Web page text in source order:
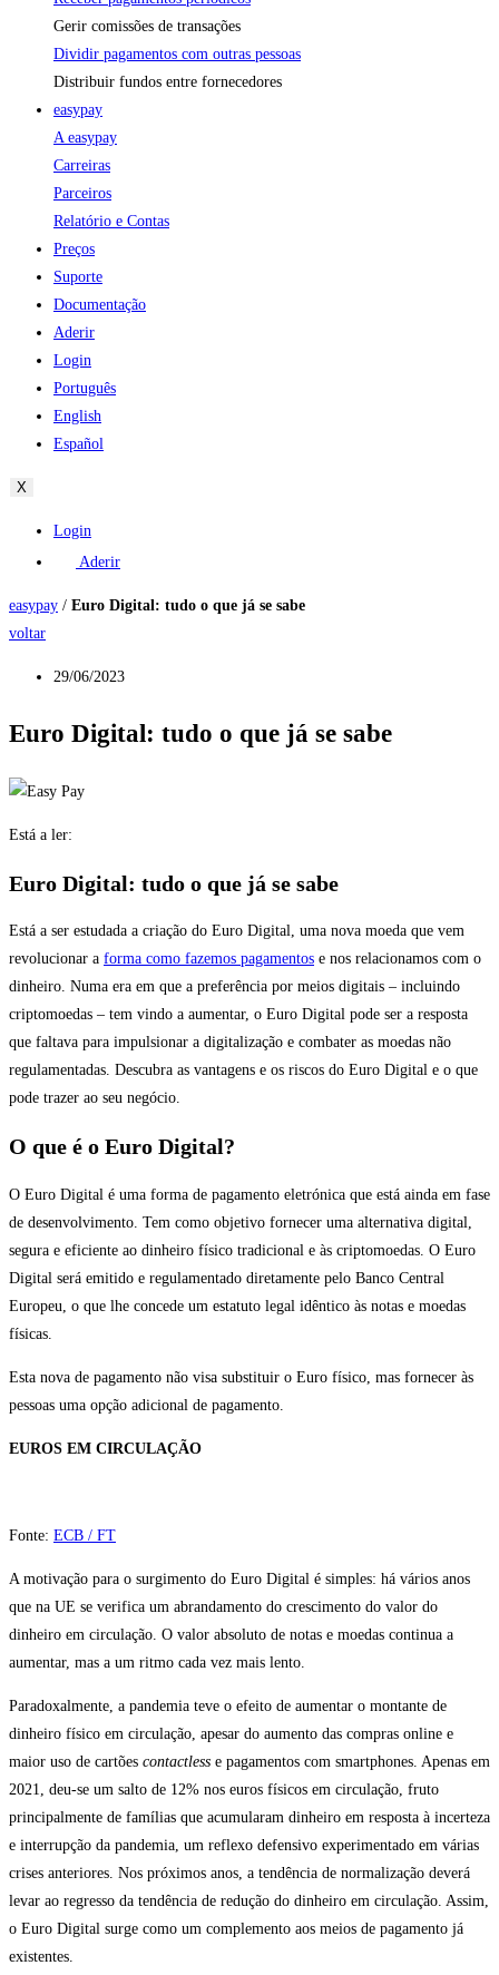
Gerir comissões de transações
Dividir pagamentos com outras pessoas
Distribuir fundos entre fornecedores
easypay
A easypay
Carreiras
Parceiros
Relatório e Contas
Preços
Suporte
Documentação
Aderir
Login
Português
English
Español
X
Login
Aderir
easypay / Euro Digital: tudo o que já se sabe
voltar
29/06/2023
Euro Digital: tudo o que já se sabe
Está a ler:
Euro Digital: tudo o que já se sabe
Está a ser estudada a criação do Euro Digital, uma nova moeda que vem
revolucionar a forma como fazemos pagamentos e nos relacionamos com o
dinheiro. Numa era em que a preferência por meios digitais – incluindo
criptomoedas – tem vindo a aumentar, o Euro Digital pode ser a resposta
que faltava para impulsionar a digitalização e combater as moedas não
regulamentadas. Descubra as vantagens e os riscos do Euro Digital e o que
pode trazer ao seu negócio.
O que é o Euro Digital?
O Euro Digital é uma forma de pagamento eletrónica que está ainda em fase
de desenvolvimento. Tem como objetivo fornecer uma alternativa digital,
segura e eficiente ao dinheiro físico tradicional e às criptomoedas. O Euro
Digital será emitido e regulamentado diretamente pelo Banco Central
Europeu, o que lhe concede um estatuto legal idêntico às notas e moedas
físicas.
Esta nova de pagamento não visa substituir o Euro físico, mas fornecer às
pessoas uma opção adicional de pagamento.
EUROS EM CIRCULAÇÃO
Fonte: ECB / FT
A motivação para o surgimento do Euro Digital é simples: há vários anos
que na UE se verifica um abrandamento do crescimento do valor do
dinheiro em circulação. O valor absoluto de notas e moedas continua a
aumentar, mas a um ritmo cada vez mais lento.
Paradoxalmente, a pandemia teve o efeito de aumentar o montante de
dinheiro físico em circulação, apesar do aumento das compras online e
maior uso de cartões contactless e pagamentos com smartphones. Apenas em
2021, deu-se um salto de 12% nos euros físicos em circulação, fruto
principalmente de famílias que acumularam dinheiro em resposta à incerteza
e interrupção da pandemia, um reflexo defensivo experimentado em várias
crises anteriores. Nos próximos anos, a tendência de normalização deverá
levar ao regresso da tendência de redução do dinheiro em circulação. Assim,
o Euro Digital surge como um complemento aos meios de pagamento já
existentes.